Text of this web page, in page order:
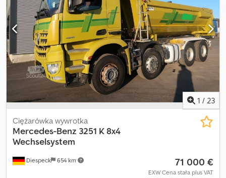
1 / 23
Diespeck 654 km
Ciężarówka wywrotka
Mercedes-Benz 3251 K 8x4
Wechselsystem
71 000 €
EXW Cena stała plus VAT